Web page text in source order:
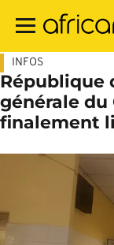
contenu
INFOS
République
générale du
finalement